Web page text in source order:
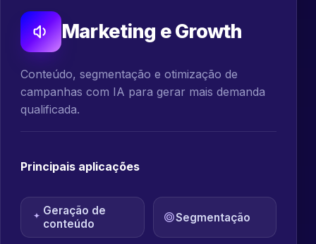
Marketing e Growth
Conteúdo, segmentação e otimização de
campanhas com IA para gerar mais demanda
qualificada.
Principais aplicações
Geração de
conteúdo
Segmentação